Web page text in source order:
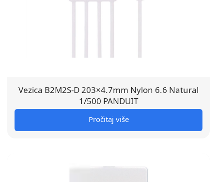
Vezica B2M2S-D 203×4.7mm Nylon 6.6 Natural
1/500 PANDUIT
Pročitaj više